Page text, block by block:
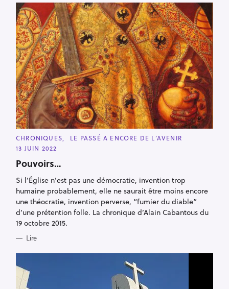
C
T
G
R
I
E
CHRONIQUES
LE PASSÉ A ENCORE DE L’AVENIR
13 JUIN 2022
Pouvoirs…
Si l’Église n’est pas une démocratie, invention trop
humaine probablement, elle ne saurait être moins encore
une théocratie, invention perverse, “fumier du diable”
d’une prétention folle. La chronique d’Alain Cabantous du
19 octobre 2015.
Lire
R
e
c
h
e
r
c
h
e
r